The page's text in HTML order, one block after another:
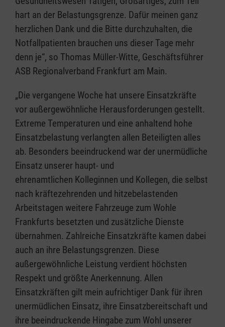
hart an der Belastungsgrenze. Dafür meinen ganz
herzlichen Dank und die Bitte durchzuhalten, die
Notfallpatienten brauchen uns dieser Tage mehr
denn je“, so Thomas Müller-Witte, Geschäftsführer
ASB Regionalverband Frankfurt am Main.
„Die vergangene Woche hat unsere Einsatzkräfte
vor außergewöhnliche Herausforderungen gestellt.
Extreme Temperaturen und eine anhaltend hohe
Einsatzbelastung verlangten allen Beteiligten alles
ab. Besonders beeindruckend war der unermüdliche
Einsatz unserer haupt- und
ehrenamtlichen Kolleginnen und Kollegen, die selbst
nach kräftezehrenden und hitzebelastenden
Arbeitstagen weitere Fahrzeuge zum Wohle
Frankfurts besetzten und zusätzliche Dienste
übernahmen. Zahlreiche Einsatzkräfte kamen dabei
auch an ihre Belastungsgrenzen. Diese
außergewöhnliche Leistung verdient höchsten
Respekt und größte Anerkennung. Allen
Einsatzkräften gilt mein aufrichtiger Dank für ihren
unermüdlichen Einsatz, ihre Einsatzbereitschaft und
ihre beeindruckende Hingabe zum Wohl unserer